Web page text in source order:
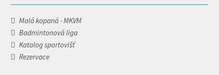
Malá kopaná - MKVM
Badmintonová liga
Katalog sportovišť
Rezervace